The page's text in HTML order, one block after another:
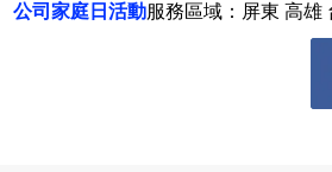
公司家庭日活動服務區域：屏東 高雄